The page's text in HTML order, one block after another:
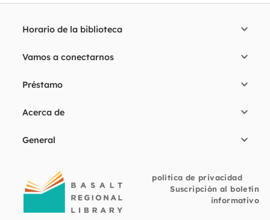
Horario de la biblioteca
Vamos a conectarnos
Préstamo
Acerca de
General
política de privacidad
Suscripción al boletín
informativo